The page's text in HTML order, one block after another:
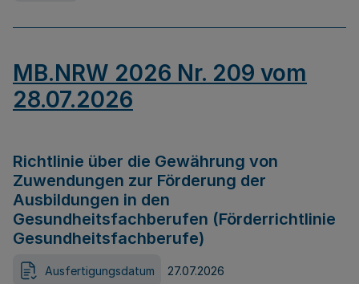
MB.NRW 2026 Nr. 209 vom
28.07.2026
Richtlinie über die Gewährung von
Zuwendungen zur Förderung der
Ausbildungen in den
Gesundheitsfachberufen (Förderrichtlinie
Gesundheitsfachberufe)
Ausfertigungsdatum 27.07.2026